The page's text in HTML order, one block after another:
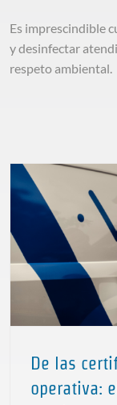
Es imprescindible
y desinfectar
respeto ambiental.
De las
De las
operativa: